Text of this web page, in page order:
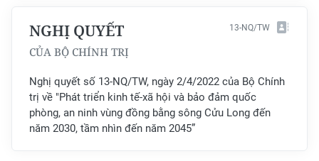
NHÂN DÂN CUỐI TUẦN
NHÂN DÂN HẰNG THÁNG
MUA BÁO
ĐỌC BÁO IN
NGHỊ QUYẾT
CỦA BỘ CHÍNH TRỊ
13-NQ/TW
Nghị quyết số 13-NQ/TW, ngày 2/4/2022 của Bộ Chính
trị về "Phát triển kinh tế-xã hội và bảo đảm quốc
phòng, an ninh vùng đồng bằng sông Cửu Long đến
năm 2030, tầm nhìn đến năm 2045”